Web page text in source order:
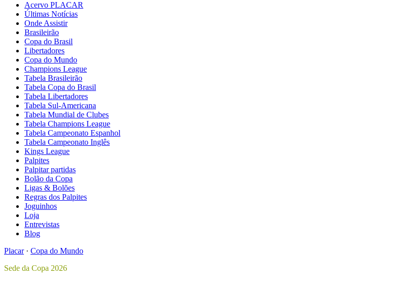
Acervo PLACAR
Últimas Notícias
Onde Assistir
Brasileirão
Copa do Brasil
Libertadores
Copa do Mundo
Champions League
Tabela Brasileirão
Tabela Copa do Brasil
Tabela Libertadores
Tabela Sul-Americana
Tabela Mundial de Clubes
Tabela Champions League
Tabela Campeonato Espanhol
Tabela Campeonato Inglês
Kings League
Palpites
Palpitar partidas
Bolão da Copa
Ligas & Bolões
Regras dos Palpites
Joguinhos
Loja
Entrevistas
Blog
Placar · Copa do Mundo
Sede da Copa 2026